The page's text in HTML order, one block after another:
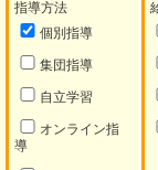
指導方法
個別指導
集団指導
自立学習
オンライン指
導